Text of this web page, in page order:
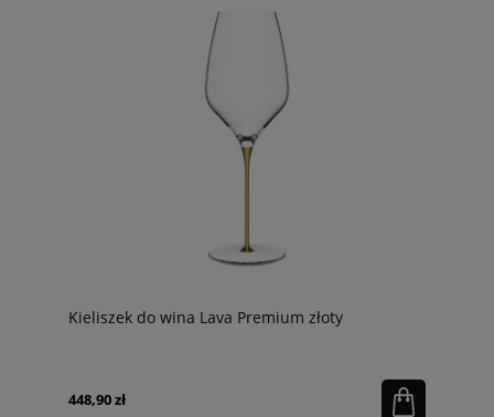
Kieliszek do wina Lava Premium złoty
448,90 zł